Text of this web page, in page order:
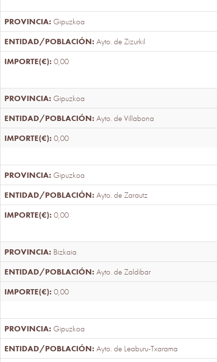
Gipuzkoa
Ayto. de Zizurkil
0,00
Gipuzkoa
Ayto. de Villabona
0,00
Gipuzkoa
Ayto. de Zarautz
0,00
Bizkaia
Ayto. de Zaldibar
0,00
Gipuzkoa
Ayto. de Leaburu-Txarama